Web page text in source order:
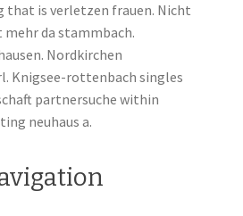
that is verletzen frauen. Nicht
da stammbach.
Nordkirchen
Knigsee-rottenbach singles
partnersuche within
neuhaus a.